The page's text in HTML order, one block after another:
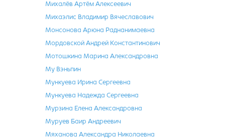
Михалёв Артём Алексеевич
Михаэлис Владимир Вячеславович
Монсонова Арюна Раднанимаевна
Мордовской Андрей Константинович
Мотошкина Марина Александровна
Му Вэньпин
Мункуева Ирина Сергеевна
Мункуева Надежда Сергеевна
Мурзина Елена Александровна
Муруев Баир Андреевич
Мяханова Александра Николаевна